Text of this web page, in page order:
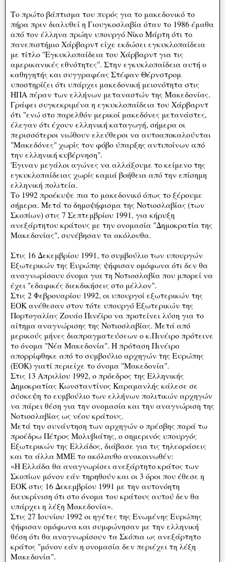
Το πρώτο βάπτισμα του πυρός για το μακεδονικό το
πήρα πριν διαλυθεί η Γιουγκοσλαβία όταν το 1986 έμαθα
από τον έλληνα πρώην υπουργό Νίκο Μάρτη ότι το
πανεπιστήμιο Χάρβαρντ είχε εκδώσει εγκυκλοπαίδεια
με τίτλο "Εγκυκλοπαίδεια του Χάρβαρντ για τις
αμερικανικές εθνότητες". Στην εγκυκλοπαίδεια αυτή ο
καθηγητής και συγγραφέας Στέφαν Θέρνστρομ
υποστηρίζει ότι υπάρχει μακεδονική μειονότητα στις
ΗΠΑ πέραν των ελλήνων μεταναστών της Μακεδονίας.
Γράφει συγκεκριμένα η εγκυκλοπαίδεια του Χάρβαρντ
ότι "ενώ στο παρελθόν μερικοί μακεδόνες μετανάστες,
έλεγαν ότι έχουν ελληνική καταγωγή, σήμερα οι
περισσότεροι νιώθουν ελεύθεροι να αυτοαποκαλούνται
"Μακεδόνες" χωρίς τον φόβο ύπαρξης αντιποίνων από
την ελληνική κυβέρνηση".
'Εγιναν μεγάλοι αγώνες να αλλάξουμε το κείμενο της
εγκυκλοπαίδειας χωρίς καμιά βοήθεια από την επίσημη
ελληνική πολιτεία.
Το 1992 προέκυψε πια το μακεδονικό όπως το ξέρουμε
σήμερα. Μετά το δημοψήφισμα της Νοτιοσλαβίας (των
Σκοπίων) στις 7 Σεπτεμβρίου 1991, για κήρυξη
ανεξάρτητου κράτους με την ονομασία "Δημοκρατία της
Μακεδονίας", συνέβησαν τα ακόλουθα.
Στις 16 Δεκεμβρίου 1991, το συμβούλιο των υπουργών
Εξωτερικών της Ευρώπης ψήφισαν ομόφωνα ότι δεν θα
αναγνωρίσουν όνομα για τη Νοτιοσλαβία που μπορεί να
έχει "εδαφικές διεκδικήσεις στο μέλλον".
Στις 2 Φεβρουαρίου 1992, οι υπουργοί εξωτερικών της
ΕΟΚ ανέθεσαν στον τότε υπουργό Εξωτερικών της
Πορτογαλίας Ζουάο Πινέϊρο να προτείνει λύση για το
αίτημα αναγνώρισης της Νοτιοσλαβίας. Μετά από
μερικούς μήνες διαπραγματεύσεων ο κ.Πινέιρο πρότεινε
το όνομα "Νέα Μακεδονία". Η πρόταση Πινέιρο
απορρίφθηκε από το συμβούλιο αρχηγών της Ευρώπης
(ΕΟΚ) γιατί περιείχε το όνομα "Μακεδονία".
Στις 13 Απριλίου 1992, ο πρόεδρος της Ελληνικής
Δημοκρατίας Κωνσταντίνος Καραμανλής κάλεσε σε
σύσκεψη το ευμβούλιο των ελλήνων πολιτικών αρχηγών
να πάρει θέση για την ονομασία και την αναγνώριση της
Νοτιοσλαβίας ως νέου κράτους.
Μετά την συνάντηση των αρχηγών ο πρέσβης παρά τω
προέδρω Πέτρος Μολυβιάτης, ο σημερινός υπουργός
Εξωτερικών της Ελλάδος, διάβασε για τις τηλεοράσεις
και τα άλλα ΜΜΕ το ακόλουθο ανακοινωθέν:
«Η Ελλάδα θα αναγνωρίσει ανεξάρτητο κράτος των
Σκοπίων μόνον εάν τηρηθούν και οι 3 όροι που έθεσε η
ΕΟΚ στις 16 Δεκεμβρίου 1991 με την αυτονόητη
διευκρίνιση ότι στο όνομα του κράτους αυτού δεν θα
υπάρχει η λέξη Μακεδονία».
Στις 27 Ιουνίου 1992 οι ηγέτες της Ενωμένης Ευρώπης
ψήφισαν ομόφωνα και συμφώνησαν με την ελληνική
θέση ότι θα αναγνωρίσουν τα Σκόπια ως ανεξάρτητο
κράτος "μόνον εάν η ονομασία δεν περιέχει τη λέξη
Μακεδονία".